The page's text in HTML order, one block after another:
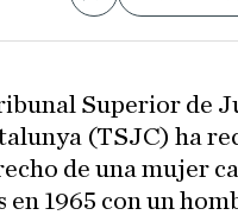
Superior de
(TSJC) ha
de una mujer
1965 con un